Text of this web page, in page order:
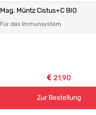
Mag. Müntz Cistus+C BIO
Für das Immunsystem
21,90
Zur Bestellung